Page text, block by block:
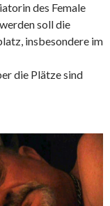
des Female
soll die
insbesondere im
die Plätze sind